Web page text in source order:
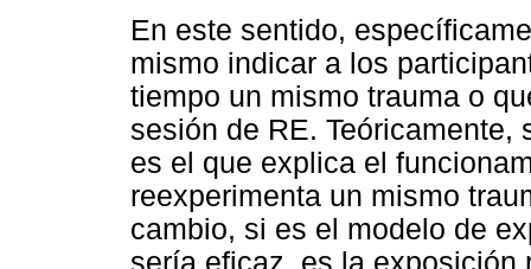
En este sentido,
mismo indicar a los
tiempo un mismo trauma o
sesión de RE.
es el que explica el
reexperimenta un mismo
cambio, si es el modelo de